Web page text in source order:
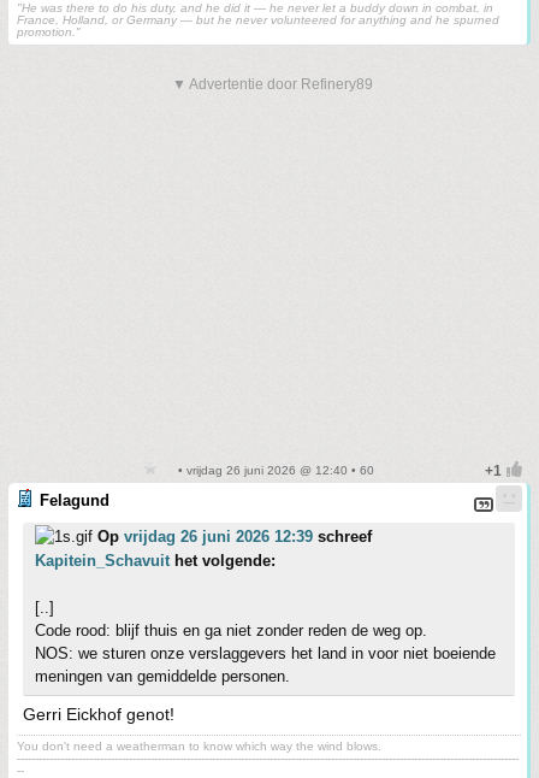
"He was there to do his duty, and he did it — he never let a buddy down in combat, in
France, Holland, or Germany — but he never volunteered for anything and he spurned
promotion."
▼ Advertentie door Refinery89
• vrijdag 26 juni 2026 @ 12:40 • 60
Felagund
Op vrijdag 26 juni 2026 12:39 schreef
Kapitein_Schavuithet volgende:
[..]
Code rood: blijf thuis en ga niet zonder reden de weg op.
NOS: we sturen onze verslaggevers het land in voor niet boeiende
meningen van gemiddelde personen.
Gerri Eickhof genot!
You don't need a weatherman to know which way the wind blows.
-------------------------------------------------------------------------------------------------------------------------------------------
--